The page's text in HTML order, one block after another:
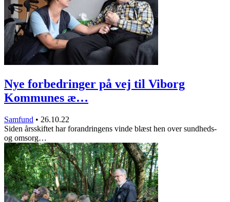
Nye forbedringer på vej til Viborg
Kommunes æ…
Samfund • 26.10.22
Siden årsskiftet har forandringens vinde blæst hen over sundheds-
og omsorg…